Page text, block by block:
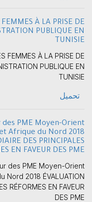
À LA PRISE DE
PUBLIQUE EN
TUNISIE
FEMMES À LA PRISE DE
PUBLIQUE EN
TUNISIE
تحميل
PME Moyen-Orient
Afrique du Nord 2018
DES PRINCIPALES
EN FAVEUR DES PME
des PME Moyen-Orient
Nord 2018 ÉVALUATION
RÉFORMES EN FAVEUR
DES PME